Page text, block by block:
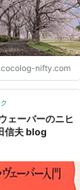
nifty.com
ェーバーのニヒ
信夫 blog